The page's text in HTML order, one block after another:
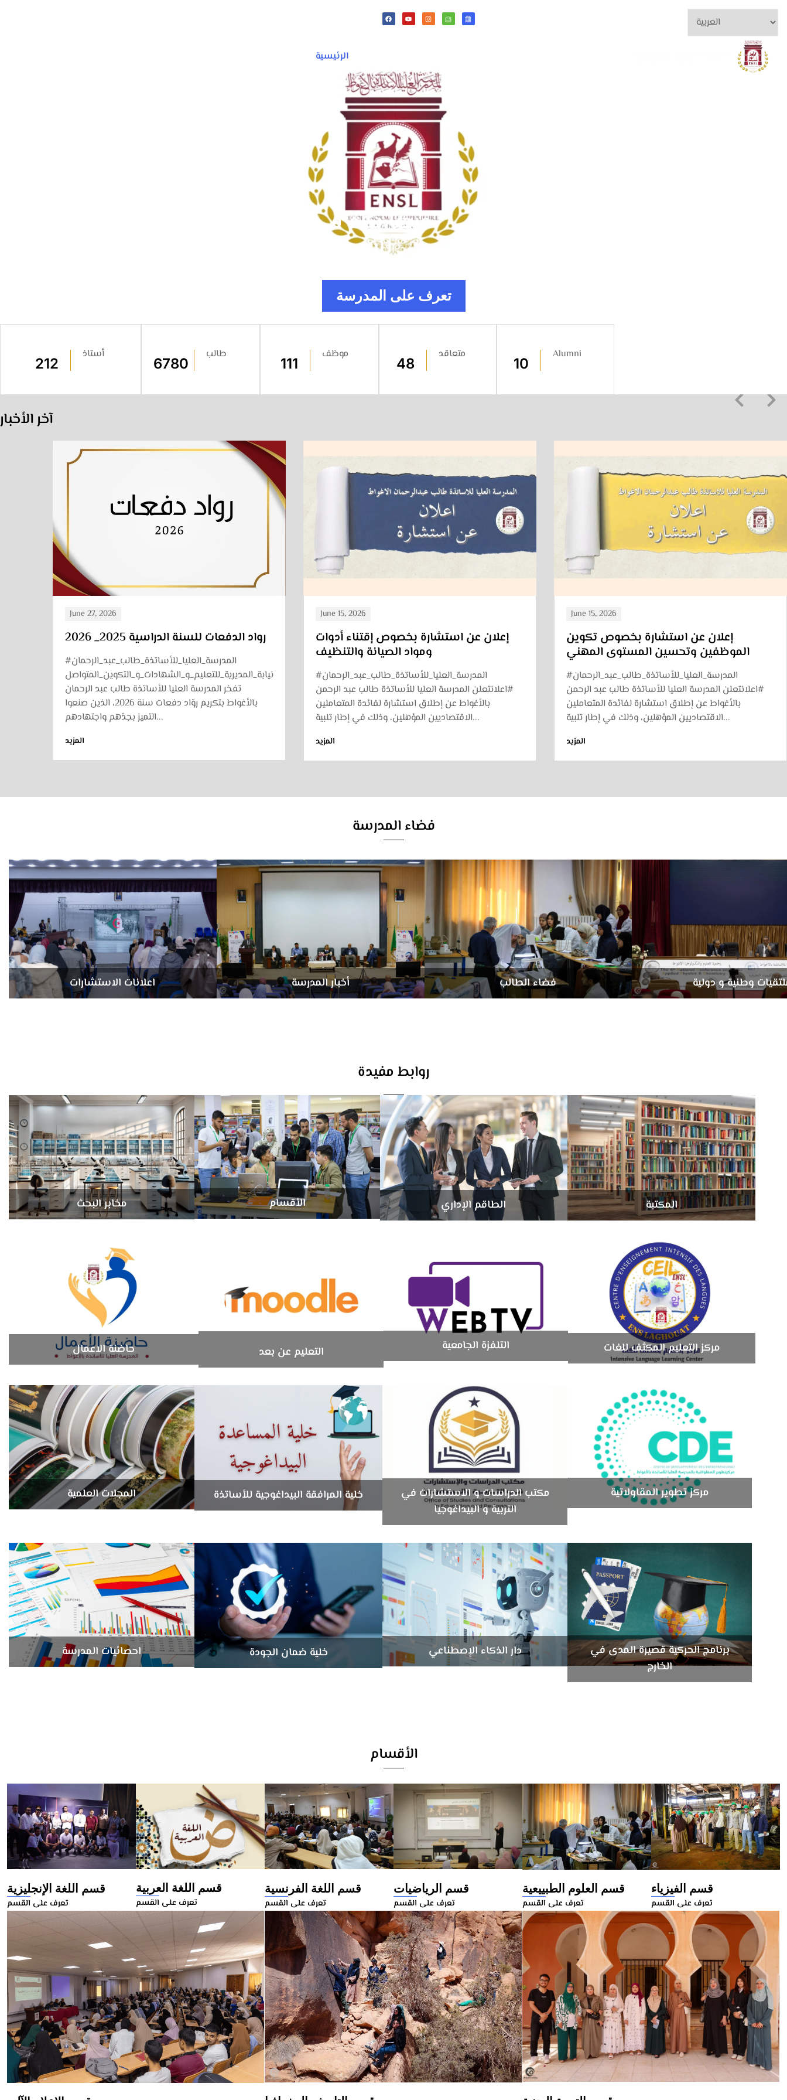
تسجيل الدخول
الرئيسية
مرحبا بكم في الموقع الرسمي للمدرسة العليا
للأساتذة طالب عبد الرحمان بالأغواط
تعرف على المدرسة
212
أستاذ
6780
طالب
111
موظف
48
متعاقد
10
Alumni
آخر الأخبار
June 15, 2026
إعلان عن استشارة بخصوص إقتناء أدوات
ومواد الصيانة والتنظيف
#المدرسة_العليا_للأساتذة_طالب_عبد_الرحمان
#اعلانتعلن المدرسة العليا للأساتذة طالب عبد الرحمن
بالأغواط عن إطلاق استشارة لفائدة المتعاملين
المزيد
June 15, 2026
إعلان عن استشارة بخصوص تكوين
الموظفين وتحسين المستوى المهني
#المدرسة_العليا_للأساتذة_طالب_عبد_الرحمان
#اعلانتعلن المدرسة العليا للأساتذة طالب عبد الرحمن
بالأغواط عن إطلاق استشارة لفائدة المتعاملين
الاقتصاديين المؤهلين، وذلك في إطار تلبية...
المزيد
June 15, 2026
إعلان عن استشارة لإقتناء عتاد
ومستهلكات الاعلام الالي
#المدرسة_العليا_للأساتذة_طالب_عبد_الرحمان
#اعلانتعلن المدرسة العليا للأساتذة طالب عبد الرحمن
بالأغواط عن إطلاق استشارة لفائدة المتعاملين
الاقتصاديين المؤهلين، وذلك في إطار تلبية...
المزيد
فضاء المدرسة
اعلانات الاستشارات أخبار المدرسة فضاء الطالب وطنية و دولية
روابط مفيدة
مخابر البحث الأقسام الطاقم الإداري المكتبة
حاضنة الاعمال التعليم عن بعد التلفزة الجامعية مركز التعليم المكثف للغات
المجلات العلمية خلية المرافقة البيداغوجية للأساتذة
مكتب الدراسات و الاستشارات في
التربية و البيداغوجيا
مركز تطوير المقاولاتية
احصائيات المدرسة خلية ضمان الجودة دار الذكاء الإصطناعي
برنامج الحركية قصيرة المدى في
الخارج
الأقسام
قسم اللغة الإنجليزية
تعرف على القسم
قسم اللغة العربية
تعرف على القسم
قسم اللغة الفرنسية
تعرف على القسم
قسم الرياضيات
تعرف على القسم
قسم العلوم الطبييعية
تعرف على القسم
قسم الفيزياء
تعرف على القسم